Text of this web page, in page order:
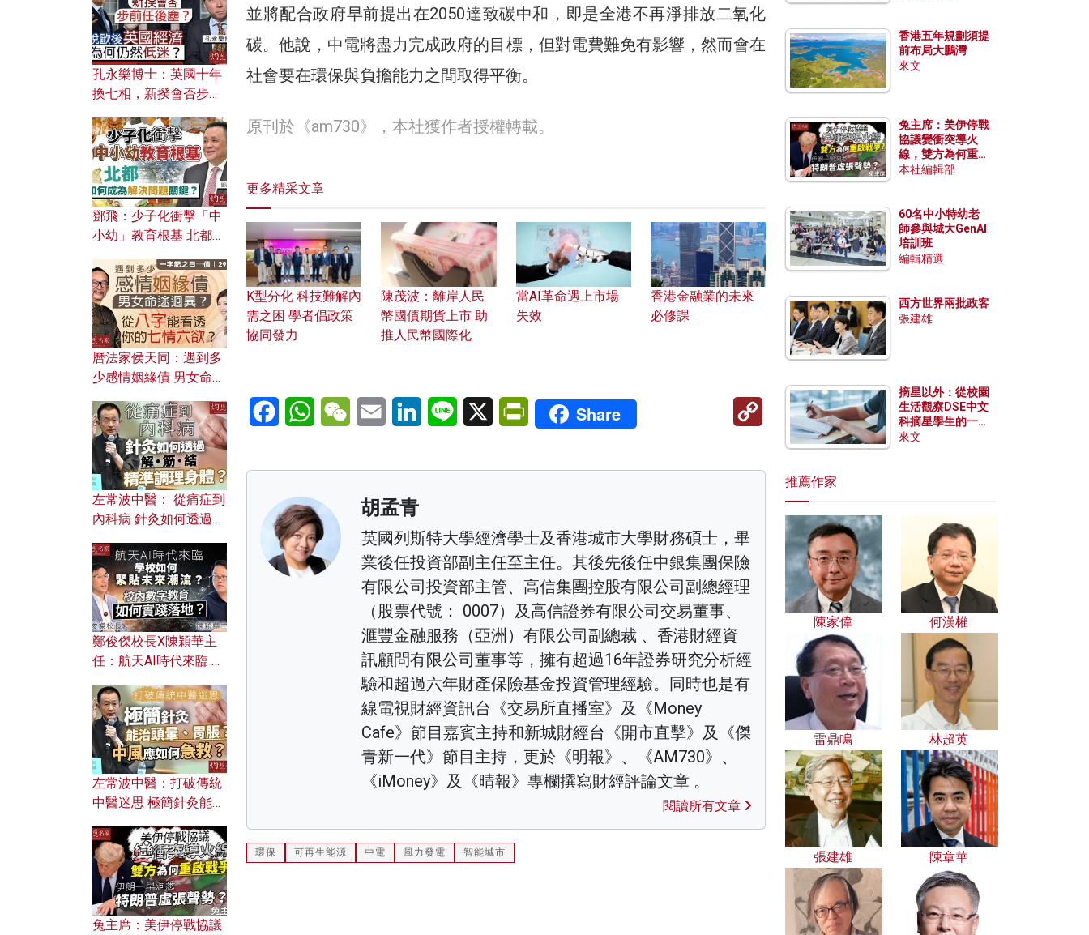
並將配合政府早前提出在2050達致碳中和，即是全港不再淨排放二氧化
碳。他說，中電將盡力完成政府的目標，但對電費難免有影響，然而會在
社會要在環保與負擔能力之間取得平衡。
原刊於《am730》，本社獲作者授權轉載。
更多精采文章
K型分化 科技難解內
需之困 學者倡政策
協同發力
陳茂波：離岸人民
幣國債期貨上市 助
推人民幣國際化
當AI革命遇上市場
失效
香港金融業的未來
必修課
FacebookWhatsAppWeChatEmail LinkedInLine X PrintFriendly
Share
Copy
胡孟青
英國列斯特大學經濟學士及香港城市大學財務碩士，畢
業後任投資部副主任至主任。其後先後任中銀集團保險
有限公司投資部主管、高信集團控股有限公司副總經理
（股票代號： 0007）及高信證券有限公司交易董事、
滙豐金融服務（亞洲）有限公司副總裁 、香港財經資
訊顧問有限公司董事等，擁有超過16年證券研究分析經
驗和超過六年財產保險基金投資管理經驗。同時也是有
線電視財經資訊台《交易所直播室》及《Money
Cafe》節目嘉賓主持和新城財經台《開市直擊》及《傑
青新一代》節目主持，更於《明報》、《AM730》、
《iMoney》及《晴報》專欄撰寫財經評論文章 。
閱讀所有文章
環保 可再生能源 中電 風力發電 智能城市
孔永樂博士：英國十年
換七相，新揆會否步前
濟為何仍然低迷？
鄧飛：少子化衝擊「中
小幼」教育根基 北都如
曆法家侯天同：遇到多
少感情姻緣債 男女命途
的七情六欲？
左常波中醫： 從痛症到
內科病 針灸如何透過解
鄭俊傑校長X陳穎華主
任：航天AI時代來臨 學
校內數字教育如何實踐
落地？
左常波中醫：打破傳統
中醫迷思 極簡針灸能治
何急救？
兔主席：美伊停戰協議
香港五年規劃須提
前布局大鵬灣
來文
兔主席：美伊停戰
協議變衝突導火
線，雙方為何重啟
戰爭？伊朗一早洞
本社編輯部
60名中小特幼老
師參與城大GenAI
培訓班
編輯精選
西方世界兩批政客
張建雄
摘星以外：從校園
生活觀察DSE中文
科摘星學生的一點
特質
來文
推薦作家
陳家偉 何漢權
雷鼎鳴 林超英
張建雄 陳章華